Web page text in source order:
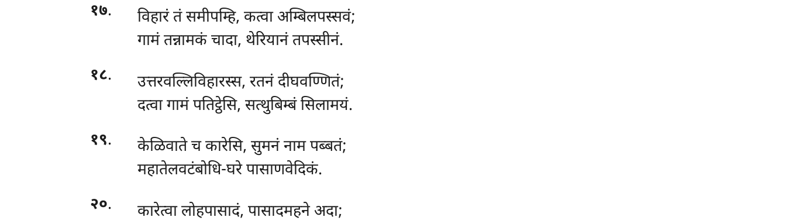
१७.
विहारं तं समीपम्हि, कत्वा अम्बिलपस्सवं;
गामं तन्नामकं चादा, थेरियानं तपस्सीनं.
१८.
उत्तरवल्लिविहारस्स, रतनं दीघवण्णितं;
दत्वा गामं पतिट्ठेसि, सत्थुबिम्बं सिलामयं.
१९.
केळिवाते च कारेसि, सुमनं नाम पब्बतं;
महातेलवटंबोधि-घरे पासाणवेदिकं.
२०.
कारेत्वा लोहपासादं, पासादमहने अदा;